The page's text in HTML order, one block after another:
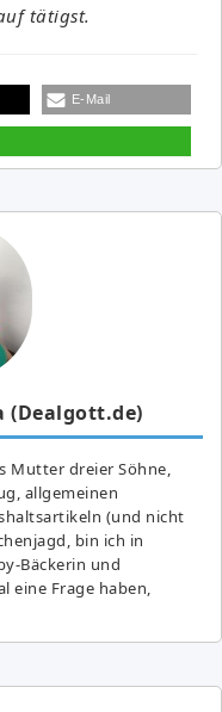
tätigst.
E-Mail
(Dealgott.de)
Mutter dreier Söhne,
allgemeinen
(und nicht
bin ich in
Bäckerin und
eine Frage haben,